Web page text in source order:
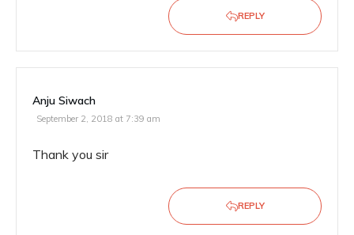
REPLY
Anju Siwach
September 2, 2018 at 7:39 am
Thank you sir
REPLY